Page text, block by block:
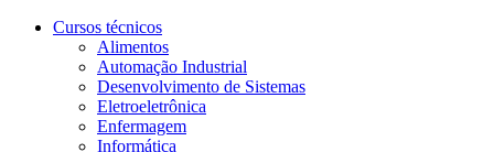
Cursos técnicos
Alimentos
Automação Industrial
Desenvolvimento de Sistemas
Eletroeletrônica
Enfermagem
Informática